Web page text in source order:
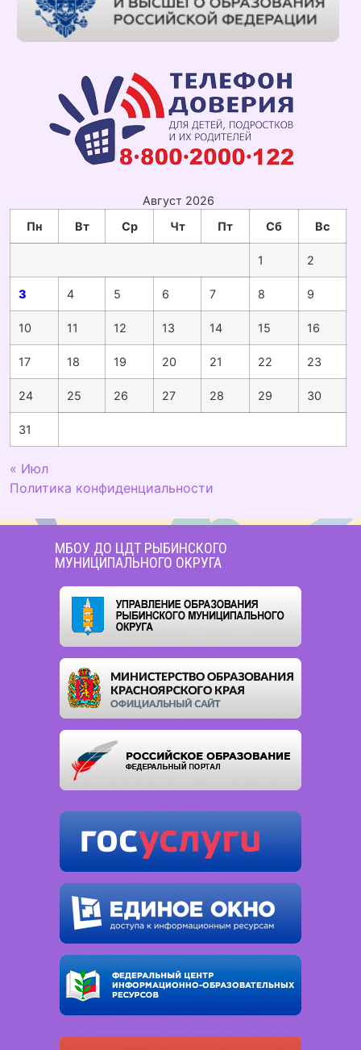
Август 2026
Пн
Вт Ср Чт Пт Сб Вс
1 2
3 4 5 6 7 8 9
10 11 12 13 14 15 16
17 18 19 20 21 22 23
24 25 26 27 28 29 30
31
« Июл
Политика конфиденциальности
МБОУ ДО ЦДТ РЫБИНСКОГО
МУНИЦИПАЛЬНОГО ОКРУГА